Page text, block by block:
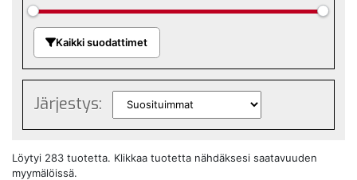
Kaikki suodattimet
Järjestys:
Löytyi 283 tuotetta. Klikkaa tuotetta nähdäksesi saatavuuden
myymälöissä.